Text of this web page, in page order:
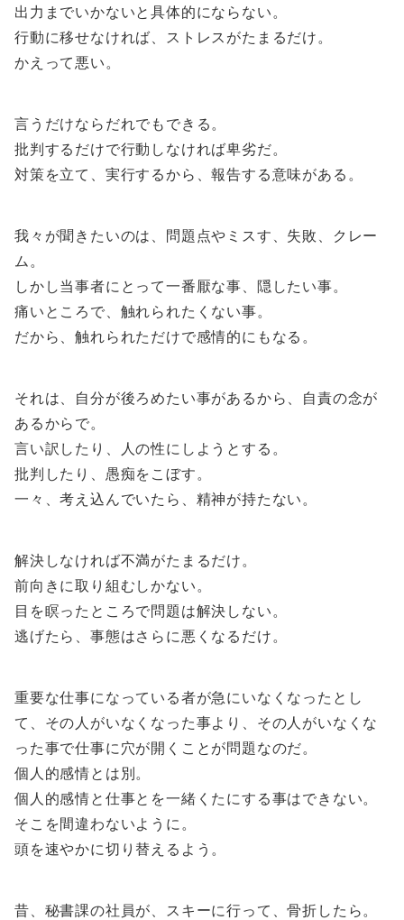
出力までいかないと具体的にならない。
行動に移せなければ、ストレスがたまるだけ。
かえって悪い。
言うだけならだれでもできる。
批判するだけで行動しなければ卑劣だ。
対策を立て、実行するから、報告する意味がある。
我々が聞きたいのは、問題点やミスす、失敗、クレー
ム。
しかし当事者にとって一番厭な事、隠したい事。
痛いところで、触れられたくない事。
だから、触れられただけで感情的にもなる。
それは、自分が後ろめたい事があるから、自責の念が
あるからで。
言い訳したり、人の性にしようとする。
批判したり、愚痴をこぼす。
一々、考え込んでいたら、精神が持たない。
解決しなければ不満がたまるだけ。
前向きに取り組むしかない。
目を瞑ったところで問題は解決しない。
逃げたら、事態はさらに悪くなるだけ。
重要な仕事になっている者が急にいなくなったとし
て、その人がいなくなった事より、その人がいなくな
った事で仕事に穴が開くことが問題なのだ。
個人的感情とは別。
個人的感情と仕事とを一緒くたにする事はできない。
そこを間違わないように。
頭を速やかに切り替えるよう。
昔、秘書課の社員が、スキーに行って、骨折したら。